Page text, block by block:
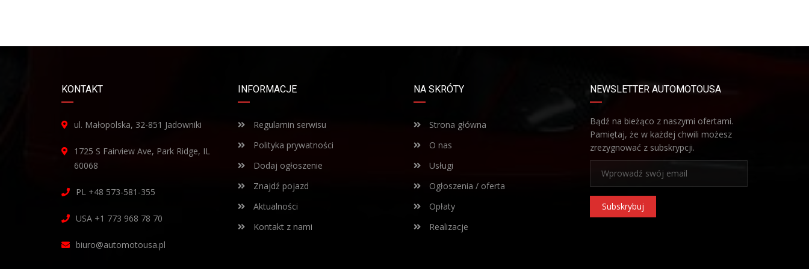
KONTAKT
ul. Małopolska, 32-851 Jadowniki
1725 S Fairview Ave, Park Ridge, IL
60068
PL +48 573-581-355
USA +1 773 968 78 70
biuro@automotousa.pl
INFORMACJE
Regulamin serwisu
Polityka prywatności
Dodaj ogłoszenie
Znajdź pojazd
Aktualności
Kontakt z nami
NA SKRÓTY
Strona główna
O nas
Usługi
Ogłoszenia / oferta
Opłaty
Realizacje
NEWSLETTER AUTOMOTOUSA
Bądź na bieżąco z naszymi ofertami.
Pamiętaj, że w każdej chwili możesz
zrezygnować z subskrypcji.
Subskrybuj